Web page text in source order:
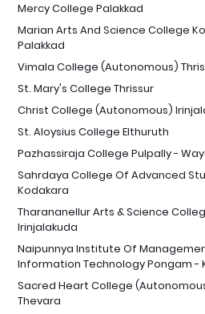
Mercy College Palakkad
Marian Arts And Science College
Palakkad
Vimala College (Autonomous)
St. Mary's College Thrissur
Christ College (Autonomous)
St. Aloysius College Elthuruth
Pazhassiraja College Pulpally -
Sahrdaya College Of Advanced
Kodakara
Tharananellur Arts & Science
Irinjalakuda
Naipunnya Institute Of
Information Technology Pongam -
Sacred Heart College
Thevara